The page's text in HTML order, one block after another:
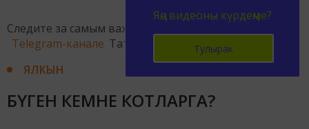
Следите за самым важным и интересным в
Telegram-канале Татмедиа
ЯЛКЫН
БҮГЕН КЕМНЕ КОТЛАРГА?
Яңа видеоны күрдеңме?
Тулырак